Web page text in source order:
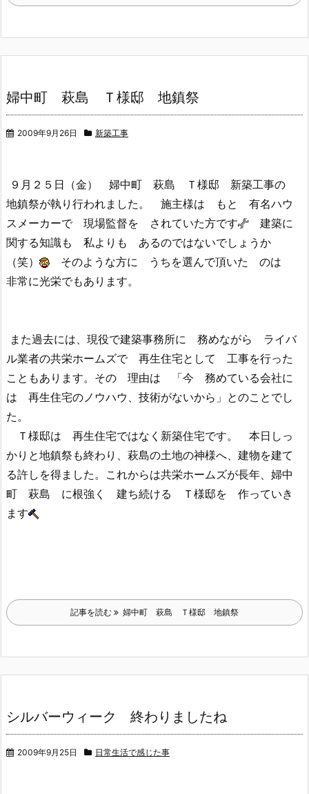
婦中町 萩島 Ｔ様邸 地鎮祭
2009年9月26日 新築工事
９月２５日（金） 婦中町 萩島 Ｔ様邸 新築工事の
地鎮祭が執り行われました。 施主様は もと 有名ハウ
スメーカーで 現場監督を されていた方です
建築に
関する知識も 私よりも あるのではないでしょうか
（笑）
そのような方に うちを選んで頂いた のは
非常に光栄でもあります。
また過去には、現役で建築事務所に 務めながら ライバ
ル業者の共栄ホームズで 再生住宅として 工事を行った
こともあります。その 理由は 「今 務めている会社に
は 再生住宅のノウハウ、技術がないから」とのことでし
た。
Ｔ様邸は 再生住宅ではなく新築住宅です。 本日しっ
かりと地鎮祭も終わり、萩島の土地の神様へ、建物を建て
る許しを得ました。これからは共栄ホームズが長年、婦中
町 萩島 に根強く 建ち続ける Ｔ様邸を 作っていき
ます
記事を読む 婦中町 萩島 Ｔ様邸 地鎮祭
シルバーウィーク 終わりましたね
2009年9月25日 日常生活で感じた事